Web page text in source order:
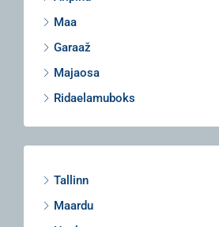
Maa
Garaaž
Majaosa
Ridaelamuboks
Tallinn
Maardu